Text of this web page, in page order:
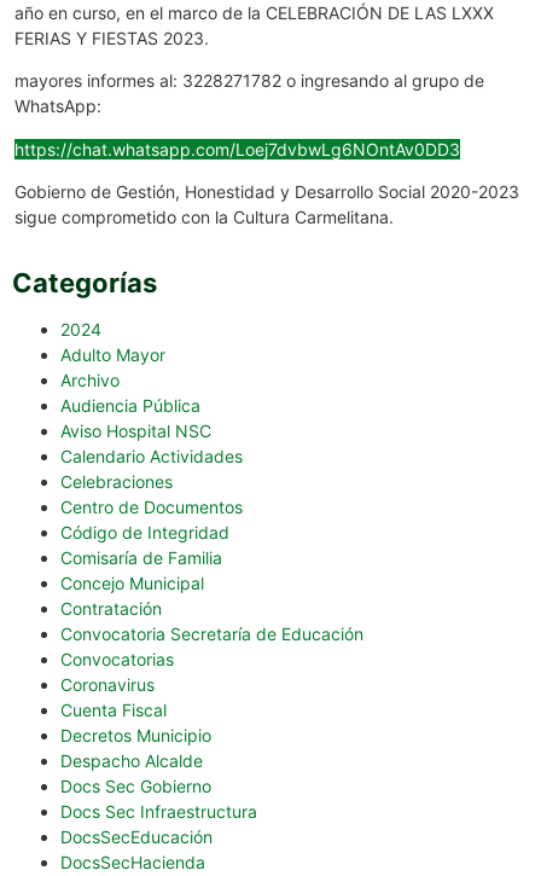
año en curso, en el marco de la CELEBRACIÓN DE LAS LXXX
FERIAS Y FIESTAS 2023.
mayores informes al: 3228271782 o ingresando al grupo de
WhatsApp:
https://chat.whatsapp.com/Loej7dvbwLg6NOntAv0DD3
Gobierno de Gestión, Honestidad y Desarrollo Social 2020-2023
sigue comprometido con la Cultura Carmelitana.
Categorías
2024
Adulto Mayor
Archivo
Audiencia Pública
Aviso Hospital NSC
Calendario Actividades
Celebraciones
Centro de Documentos
Código de Integridad
Comisaría de Familia
Concejo Municipal
Contratación
Convocatoria Secretaría de Educación
Convocatorias
Coronavirus
Cuenta Fiscal
Decretos Municipio
Despacho Alcalde
Docs Sec Gobierno
Docs Sec Infraestructura
DocsSecEducación
DocsSecHacienda